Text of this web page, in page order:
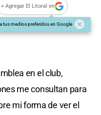
+ Agregar El Litoral en
tus medios preferidos en Google
en el club,
me consultan para
mi forma de ver el